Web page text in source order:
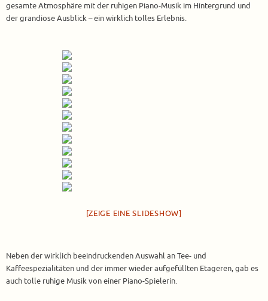
gesamte Atmosphäre mit der ruhigen Piano-Musik im Hintergrund und
der grandiose Ausblick – ein wirklich tolles Erlebnis.
[ZEIGE EINE SLIDESHOW]
Neben der wirklich beeindruckenden Auswahl an Tee- und
Kaffeespezialitäten und der immer wieder aufgefüllten Etageren, gab es
auch tolle ruhige Musik von einer Piano-Spielerin.